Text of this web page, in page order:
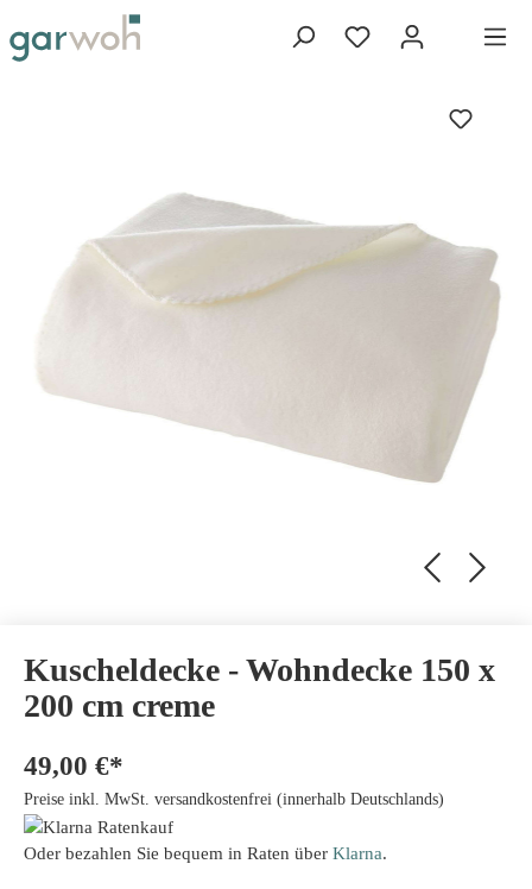
Kuscheldecke - Wohndecke 150 x
200 cm creme
49,00 €*
Preise inkl. MwSt. versandkostenfrei (innerhalb Deutschlands)
Oder bezahlen Sie bequem in Raten über Klarna.